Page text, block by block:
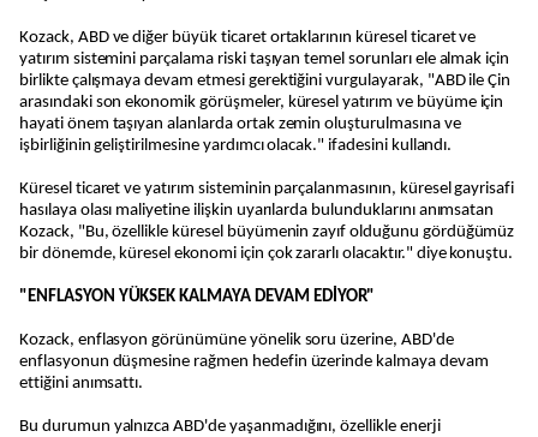
Kozack, ABD ve diğer büyük ticaret ortaklarının küresel ticaret ve
yatırım sistemini parçalama riski taşıyan temel sorunları ele almak için
birlikte çalışmaya devam etmesi gerektiğini vurgulayarak, "ABD ile Çin
arasındaki son ekonomik görüşmeler, küresel yatırım ve büyüme için
hayati önem taşıyan alanlarda ortak zemin oluşturulmasına ve
işbirliğinin geliştirilmesine yardımcı olacak." ifadesini kullandı.
Küresel ticaret ve yatırım sisteminin parçalanmasının, küresel gayrisafi
hasılaya olası maliyetine ilişkin uyarılarda bulunduklarını anımsatan
Kozack, "Bu, özellikle küresel büyümenin zayıf olduğunu gördüğümüz
bir dönemde, küresel ekonomi için çok zararlı olacaktır." diye konuştu.
"ENFLASYON YÜKSEK KALMAYA DEVAM EDİYOR"
Kozack, enflasyon görünümüne yönelik soru üzerine, ABD'de
enflasyonun düşmesine rağmen hedefin üzerinde kalmaya devam
ettiğini anımsattı.
Bu durumun yalnızca ABD'de yaşanmadığını, özellikle enerji